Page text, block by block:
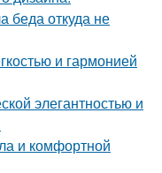
беда откуда не
и гармонией
элегантностью и
и комфортной